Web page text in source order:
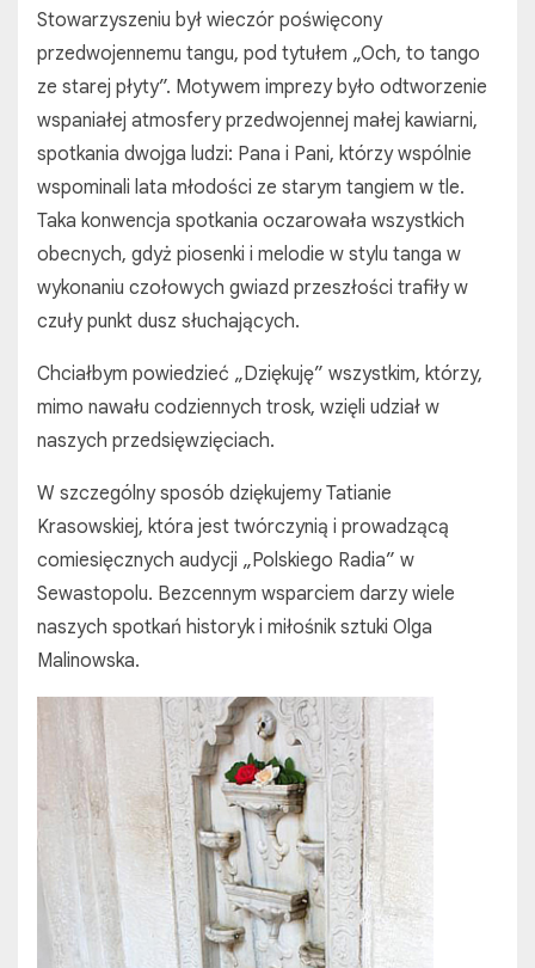
Stowarzyszeniu był wieczór poświęcony
przedwojennemu tangu, pod tytułem „Och, to tango
ze starej płyty”. Motywem imprezy było odtworzenie
wspaniałej atmosfery przedwojennej małej kawiarni,
spotkania dwojga ludzi: Pana i Pani, którzy wspólnie
wspominali lata młodości ze starym tangiem w tle.
Taka konwencja spotkania oczarowała wszystkich
obecnych, gdyż piosenki i melodie w stylu tanga w
wykonaniu czołowych gwiazd przeszłości trafiły w
czuły punkt dusz słuchających.
Chciałbym powiedzieć „Dziękuję” wszystkim, którzy,
mimo nawału codziennych trosk, wzięli udział w
naszych przedsięwzięciach.
W szczególny sposób dziękujemy Tatianie
Krasowskiej, która jest twórczynią i prowadzącą
comiesięcznych audycji „Polskiego Radia” w
Sewastopolu. Bezcennym wsparciem darzy wiele
naszych spotkań historyk i miłośnik sztuki Olga
Malinowska.